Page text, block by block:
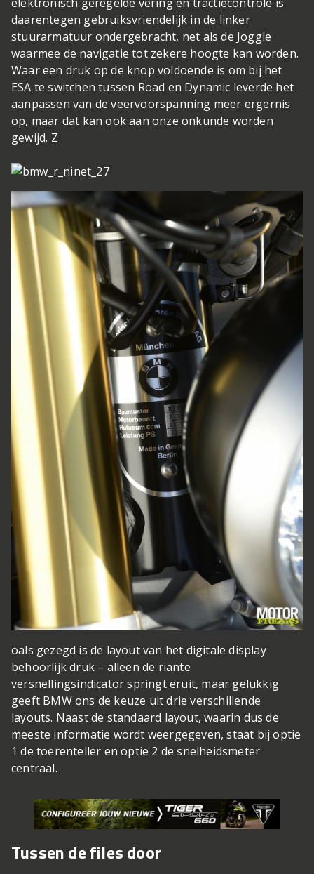
daarentegen gebruiksvriendelijk in de linker
stuurarmatuur ondergebracht, net als de Joggle
waarmee de navigatie tot zekere hoogte kan worden.
Waar een druk op de knop voldoende is om bij het
ESA te switchen tussen Road en Dynamic leverde het
aanpassen van de veervoorspanning meer ergernis
op, maar dat kan ook aan onze onkunde worden
gewijd. Z
oals gezegd is de layout van het digitale display
behoorlijk druk – alleen de riante
versnellingsindicator springt eruit, maar gelukkig
geeft BMW ons de keuze uit drie verschillende
layouts. Naast de standaard layout, waarin dus de
meeste informatie wordt weergegeven, staat bij optie
1 de toerenteller en optie 2 de snelheidsmeter
centraal.
Tussen de files door